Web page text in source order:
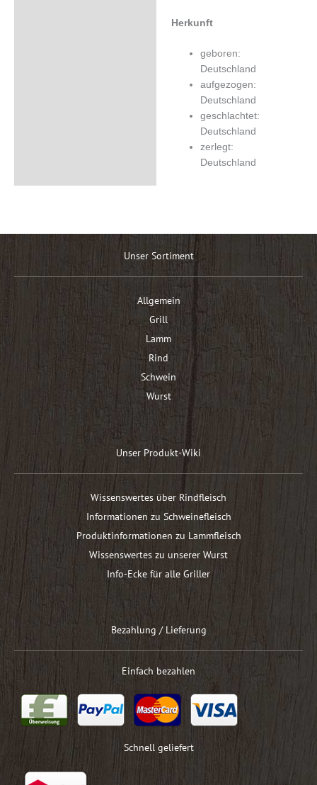
Herkunft
geboren:
Deutschland
aufgezogen:
Deutschland
geschlachtet:
Deutschland
zerlegt:
Deutschland
Unser Sortiment
Allgemein
Grill
Lamm
Rind
Schwein
Wurst
Unser Produkt-Wiki
Wissenswertes über Rindfleisch
Informationen zu Schweinefleisch
Produktinformationen zu Lammfleisch
Wissenswertes zu unserer Wurst
Info-Ecke für alle Griller
Bezahlung / Lieferung
Einfach bezahlen
Schnell geliefert